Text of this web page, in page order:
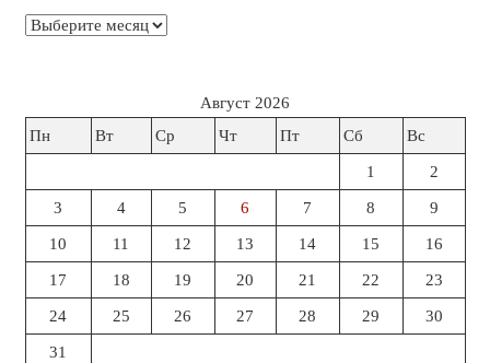
Архивы
Август 2026
Пн
Вт Ср Чт Пт Сб Вс
1 2
3 4 5 6 7 8 9
10 11 12 13 14 15 16
17 18 19 20 21 22 23
24 25 26 27 28 29 30
31